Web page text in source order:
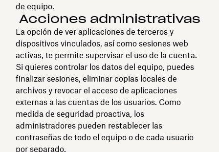
de equipo.
Acciones administrativas
La opción de ver aplicaciones de terceros y
dispositivos vinculados, así como sesiones web
activas, te permite supervisar el uso de la cuenta.
Si quieres controlar los datos del equipo, puedes
finalizar sesiones, eliminar copias locales de
archivos y revocar el acceso de aplicaciones
externas a las cuentas de los usuarios. Como
medida de seguridad proactiva, los
administradores pueden restablecer las
contraseñas de todo el equipo o de cada usuario
por separado.